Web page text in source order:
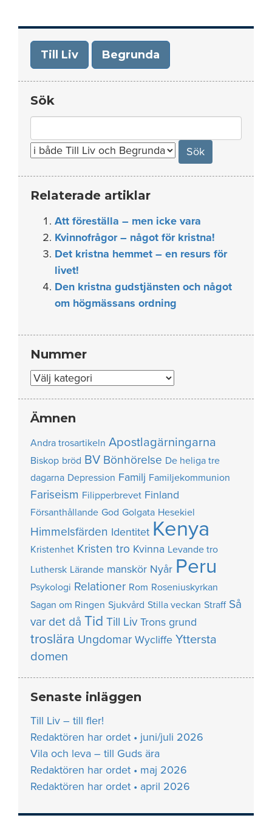
Till Liv Begrunda
Sök
for:
Relaterade artiklar
Att föreställa – men icke vara
Kvinnofrågor – något för kristna!
Det kristna hemmet – en resurs för
livet!
Den kristna gudstjänsten och något
om högmässans ordning
Nummer
Nummer
Ämnen
Andra trosartikeln Apostlagärningarna
Biskop bröd BV Bönhörelse De heliga tre
dagarna Depression Familj Familjekommunion
Fariseism Filipperbrevet Finland
Försanthållande God Golgata Hesekiel
Himmelsfärden Identitet Kenya
Kristenhet Kristen tro Kvinna Levande tro
Luthersk Lärande manskör Nyår Peru
Psykologi Relationer Rom Roseniuskyrkan
Sagan om Ringen Sjukvård Stilla veckan Straff Så
var det då Tid Till Liv Trons grund
troslära Ungdomar Wycliffe Yttersta
domen
Senaste inläggen
Till Liv – till fler!
Redaktören har ordet • juni/juli 2026
Vila och leva – till Guds ära
Redaktören har ordet • maj 2026
Redaktören har ordet • april 2026